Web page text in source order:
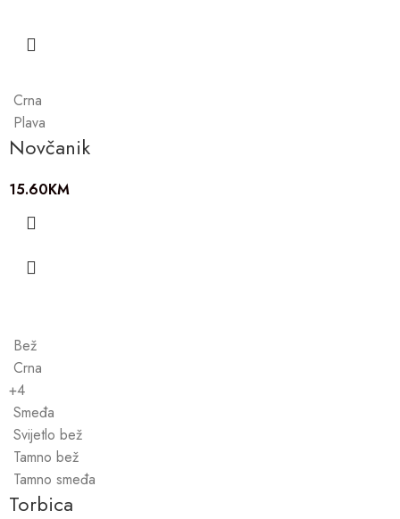
Crna
Plava
Novčanik
15.60KM
Bež
Crna
+4
Smeđa
Svijetlo bež
Tamno bež
Tamno smeđa
Torbica